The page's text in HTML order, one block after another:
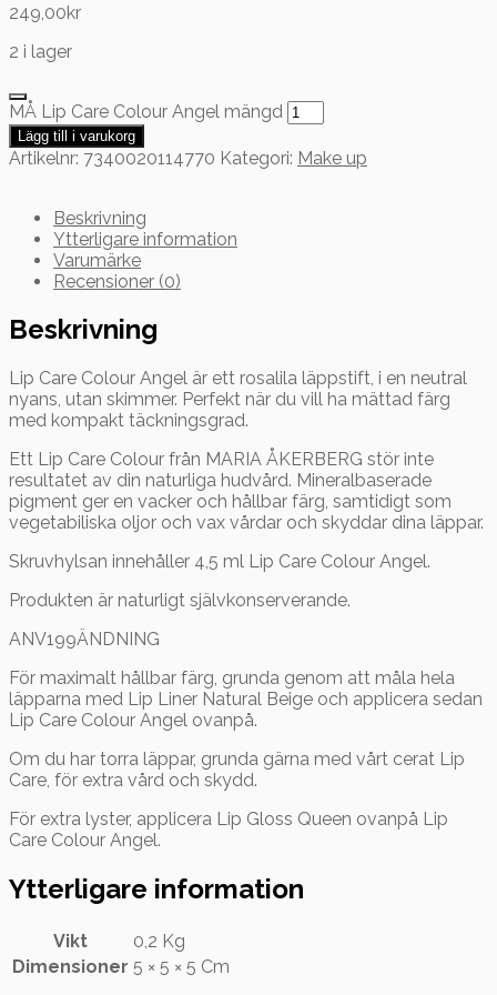
249,00kr
2 i lager
MÅ Lip Care Colour Angel mängd
Lägg till i varukorg
Artikelnr: 7340020114770 Kategori: Make up
Beskrivning
Ytterligare information
Varumärke
Recensioner (0)
Beskrivning
Lip Care Colour Angel är ett rosalila läppstift, i en neutral
nyans, utan skimmer. Perfekt när du vill ha mättad färg
med kompakt täckningsgrad.
Ett Lip Care Colour från MARIA ÅKERBERG stör inte
resultatet av din naturliga hudvård. Mineralbaserade
pigment ger en vacker och hållbar färg, samtidigt som
vegetabiliska oljor och vax vårdar och skyddar dina läppar.
Skruvhylsan innehåller 4,5 ml Lip Care Colour Angel.
Produkten är naturligt självkonserverande.
ANV199ÄNDNING
För maximalt hållbar färg, grunda genom att måla hela
läpparna med Lip Liner Natural Beige och applicera sedan
Lip Care Colour Angel ovanpå.
Om du har torra läppar, grunda gärna med vårt cerat Lip
Care, för extra vård och skydd.
För extra lyster, applicera Lip Gloss Queen ovanpå Lip
Care Colour Angel.
Ytterligare information
Vikt
0,2 Kg
Dimensioner 5 × 5 × 5 Cm